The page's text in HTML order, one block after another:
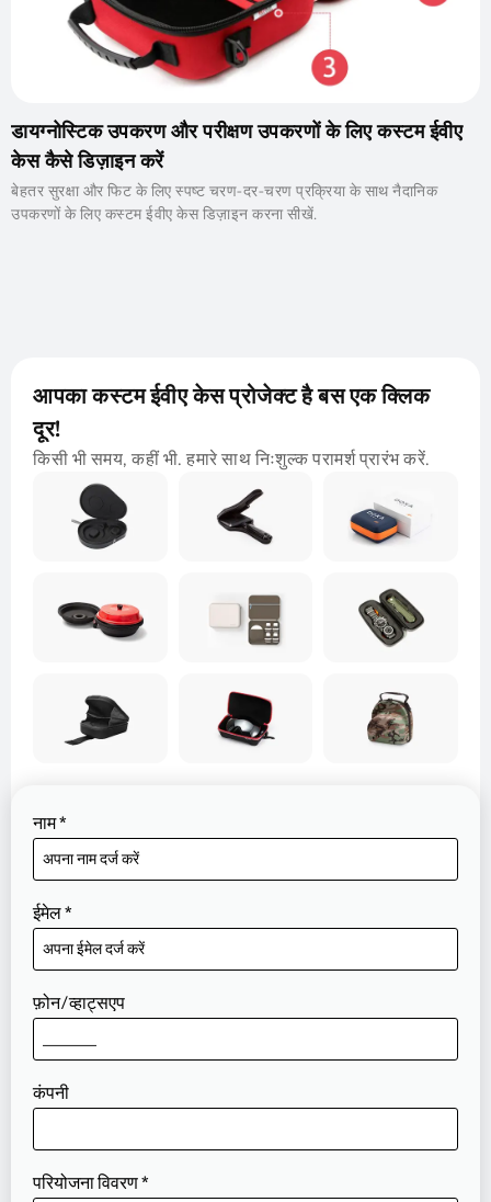
डायग्नोस्टिक उपकरण और परीक्षण उपकरणों के लिए कस्टम ईवीए
केस कैसे डिज़ाइन करें
बेहतर सुरक्षा और फिट के लिए स्पष्ट चरण-दर-चरण प्रक्रिया के साथ नैदानिक ​​​​
उपकरणों के लिए कस्टम ईवीए केस डिज़ाइन करना सीखें.
नाम*
ईमेल*
फ़ोन/व्हाट्सएप
कंपनी
परियोजना विवरण*
आपका कस्टम ईवीए केस प्रोजेक्ट है बस एक क्लिक
दूर!
किसी भी समय, कहीं भी. हमारे साथ निःशुल्क परामर्श प्रारंभ करें.